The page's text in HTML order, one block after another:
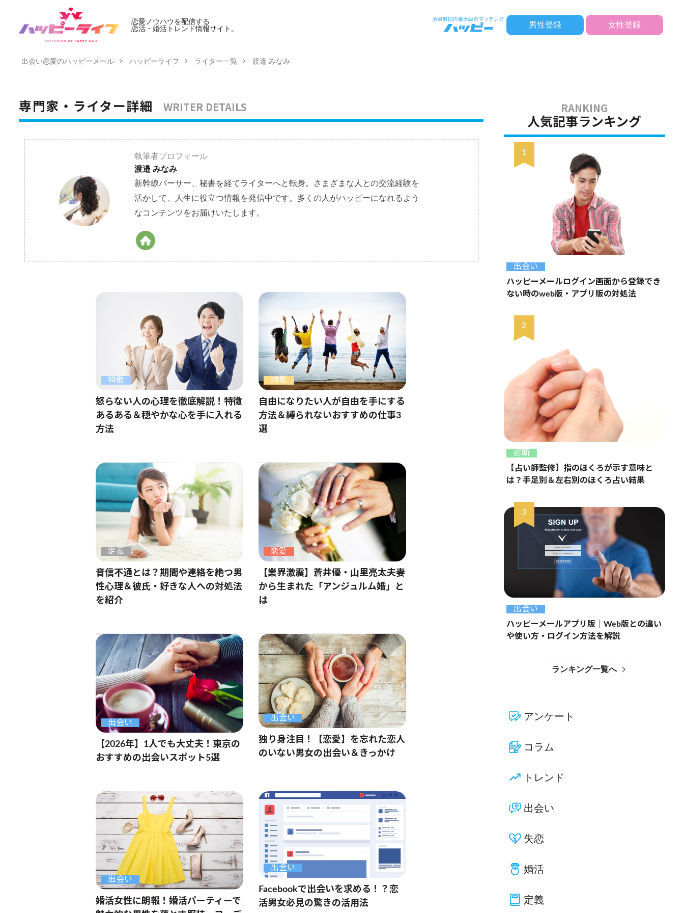
恋愛ノウハウを配信する
恋活・婚活トレンド情報サイト。
男性登録 女性登録
出会い恋愛のハッピーメール ハッピーライフ ライター一覧 渡邉 みなみ
専門家・ライター詳細 WRITER DETAILS
執筆者プロフィール
渡邉 みなみ
新幹線パーサー、秘書を経てライターへと転身。さまざまな人との交流経験を
活かして、人生に役立つ情報を発信中です。多くの人がハッピーになれるよう
なコンテンツをお届けいたします。
特徴
怒らない人の心理を徹底解説！特徴
あるある＆穏やかな心を手に入れる
方法
特集
自由になりたい人が自由を手にする
方法＆縛られないおすすめの仕事3
選
定義
音信不通とは？期間や連絡を絶つ男
性心理＆彼氏・好きな人への対処法
を紹介
恋愛
【業界激震】蒼井優・山里亮太夫妻
から生まれた「アンジュルム婚」と
は
出会い
【2026年】1人でも大丈夫！東京の
おすすめの出会いスポット5選
出会い
独り身注目！【恋愛】を忘れた恋人
のいない男女の出会い＆きっかけ
出会い
婚活女性に朗報！婚活パーティーで
出会い
Facebookで出会いを求める！？恋
活男女必見の驚きの活用法
人気記事ランキング
出会い
ハッピーメールログイン画面から登録でき
ない時のweb版・アプリ版の対処法
診断
【占い師監修】指のほくろが示す意味と
は？手足別＆左右別のほくろ占い結果
出会い
ハッピーメールアプリ版｜Web版との違い
や使い方・ログイン方法を解説
ランキング一覧へ
アンケート
コラム
トレンド
出会い
失恋
婚活
定義